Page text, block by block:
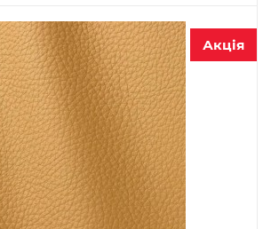
Акція